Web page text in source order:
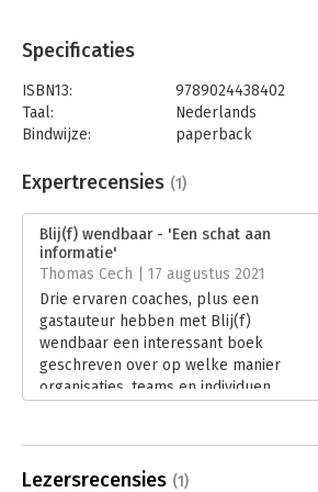
Specificaties
ISBN13:
9789024438402
Taal:
Nederlands
Bindwijze:
paperback
Uitgever:
Boom
Verschijningsdatum:
Hoofdrubriek: Leiderschap
Expertrecensies (1)
Blij(f) wendbaar - 'Een schat aan
informatie'
Thomas Cech | 17 augustus 2021
Drie ervaren coaches, plus een
gastauteur hebben met Blij(f)
wendbaar een interessant boek
geschreven over op welke manier
organisaties, teams en individuen
Lees verder
Lezersrecensies (1)